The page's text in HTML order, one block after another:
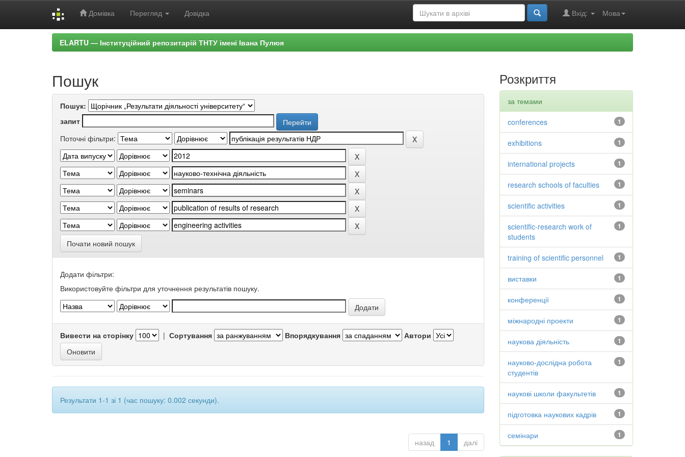
Домівка Перегляд Довідка Мова
Вхід:
ELARTU — Інституційний репозитарій ТНТУ імені Івана Пулюя
Пошук
Пошук:
запит
Поточні фільтри:
Почати новий пошук
Додати фільтри:
Використовуйте фільтри для уточнення результатів пошуку.
Вивести на сторінку | Сортування Впорядкування Автори
Результати 1-1 зі 1 (час пошуку: 0.002 секунди).
назад 1 далі
Розкриття
за темами
1
conferences
1
exhibitions
1
international projects
1
research schools of faculties
1
scientific activities
1
scientific-research work of
students
1
training of scientific personnel
1
виставки
1
конференції
1
міжнародні проекти
1
наукова діяльність
1
науково-дослідна робота
студентів
1
наукові школи факультетів
1
підготовка наукових кадрів
1
семінари